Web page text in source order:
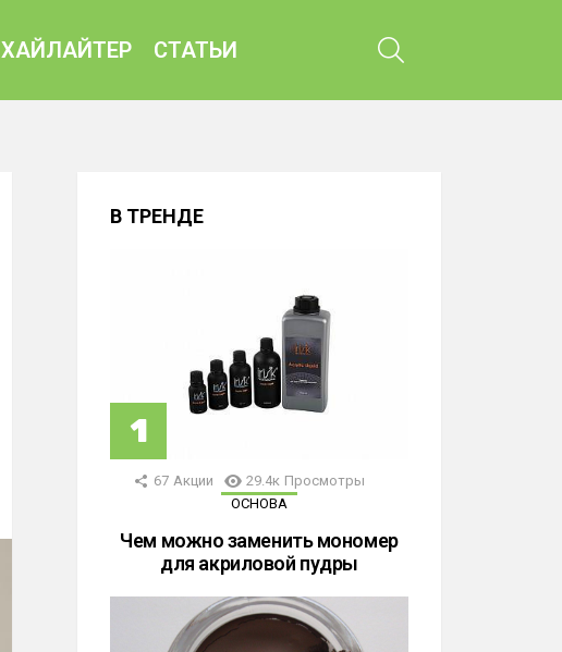
ХАЙЛАЙТЕР СТАТЬИ
В ТРЕНДЕ
67 Акции 29.4к Просмотры
ОСНОВА
Чем можно заменить мономер
для акриловой пудры